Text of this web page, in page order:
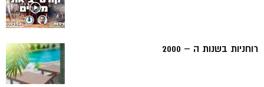
רוחניות בשנות ה – 2000